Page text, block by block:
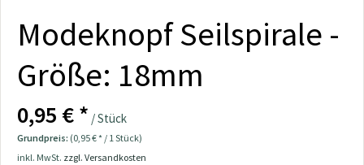
Modeknopf Seilspirale -
Größe: 18mm
0,95 € * / Stück
Grundpreis: (0,95 € * / 1 Stück)
inkl. MwSt. zzgl. Versandkosten